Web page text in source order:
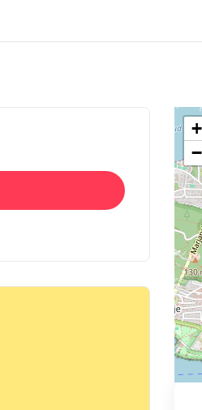
+
−